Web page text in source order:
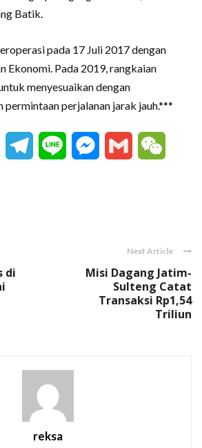
Batik.
pada 17 Juli 2017 dengan
Ekonomi. Pada 2019, rangkaian
menyesuaikan dengan
permintaan perjalanan jarak jauh.***
Email Telegram
Line Messenger
Gmail
di
Next Article
Misi Dagang Jatim-
Sulteng Catat
Transaksi Rp1,54
Triliun
reksa